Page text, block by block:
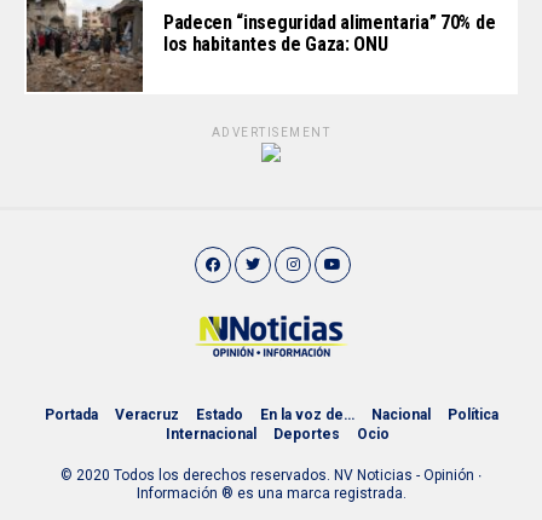
Padecen “inseguridad alimentaria” 70% de
los habitantes de Gaza: ONU
ADVERTISEMENT
Portada Veracruz Estado En la voz de… Nacional
Política
Internacional
Deportes Ocio
© 2020 Todos los derechos reservados. NV Noticias - Opinión ∙
Información ® es una marca registrada.